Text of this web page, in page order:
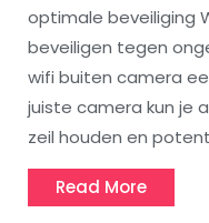
optimale beveiliging
beveiligen tegen
wifi buiten camera
juiste camera kun je
zeil houden en
Read MoreRead
More